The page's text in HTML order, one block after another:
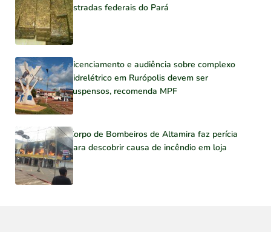
estradas federais do Pará
Licenciamento e audiência sobre complexo
hidrelétrico em Rurópolis devem ser
suspensos, recomenda MPF
Corpo de Bombeiros de Altamira faz perícia
para descobrir causa de incêndio em loja